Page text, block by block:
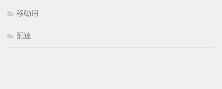
移動用
配達